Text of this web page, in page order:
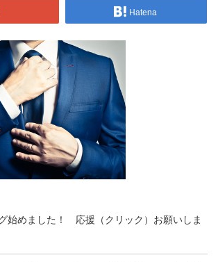
Hatena
始めました！ 応援（クリック）お願いしま